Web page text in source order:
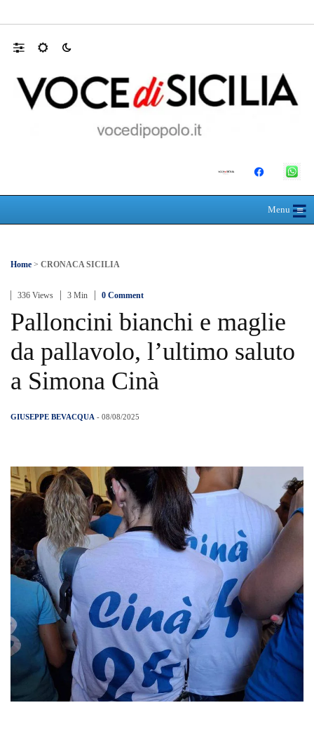
Menu≡
☰
Home > CRONACA SICILIA
336 Views 3 Min 0 Comment
Palloncini bianchi e maglie
da pallavolo, l’ultimo saluto
a Simona Cinà
GIUSEPPE BEVACQUA - 08/08/2025